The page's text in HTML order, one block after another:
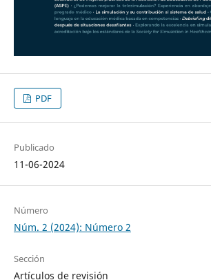
PDF
Publicado
11-06-2024
Número
Núm. 2 (2024): Número 2
Sección
Artículos de revisión